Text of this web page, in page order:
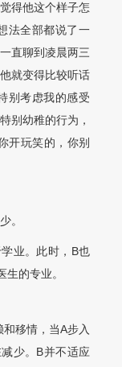
得他这个样子怎
法全部都说了一
直聊到凌晨两三
就变得比较听话
别考虑我的感受
别幼稚的行为，
开玩笑的，你别
。
业。此时，B也
的专业。
移情，当A步入
少。B并不适应